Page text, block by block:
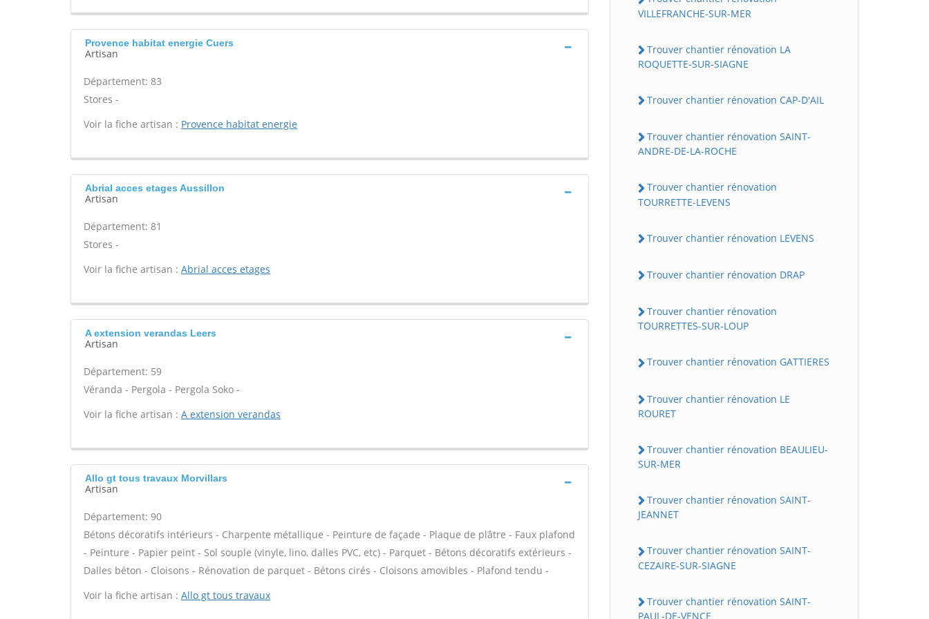
Provence habitat energie Cuers
Artisan
Département: 83
Stores -
Voir la fiche artisan : Provence habitat energie
Abrial acces etages Aussillon
Artisan
Département: 81
Stores -
Voir la fiche artisan : Abrial acces etages
A extension verandas Leers
Artisan
Département: 59
Véranda - Pergola - Pergola Soko -
Voir la fiche artisan : A extension verandas
Allo gt tous travaux Morvillars
Artisan
Département: 90
Bétons décoratifs intérieurs - Charpente métallique - Peinture de façade - Plaque de plâtre - Faux plafond
- Peinture - Papier peint - Sol souple (vinyle, lino, dalles PVC, etc) - Parquet - Bétons décoratifs extérieurs -
Dalles béton - Cloisons - Rénovation de parquet - Bétons cirés - Cloisons amovibles - Plafond tendu -
Voir la fiche artisan : Allo gt tous travaux
VILLEFRANCHE-SUR-MER
Trouver chantier rénovation LA
ROQUETTE-SUR-SIAGNE
Trouver chantier rénovation CAP-D'AIL
Trouver chantier rénovation SAINT-
ANDRE-DE-LA-ROCHE
Trouver chantier rénovation
TOURRETTE-LEVENS
Trouver chantier rénovation LEVENS
Trouver chantier rénovation DRAP
Trouver chantier rénovation
TOURRETTES-SUR-LOUP
Trouver chantier rénovation GATTIERES
Trouver chantier rénovation LE
ROURET
Trouver chantier rénovation BEAULIEU-
SUR-MER
Trouver chantier rénovation SAINT-
JEANNET
Trouver chantier rénovation SAINT-
CEZAIRE-SUR-SIAGNE
Trouver chantier rénovation SAINT-
PAUL-DE-VENCE